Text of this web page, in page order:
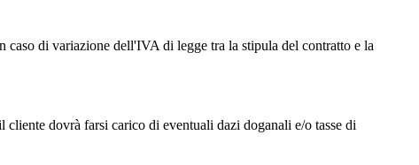
di variazione dell'IVA di legge tra la stipula del contratto e la
dovrà farsi carico di eventuali dazi doganali e/o tasse di